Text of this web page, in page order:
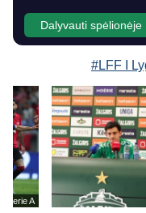
Dalyvauti
#LFF I
Serie A